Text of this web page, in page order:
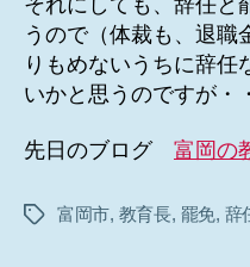
うので（体裁も、退職
りもめないうちに辞任
いかと思うのですが・
先日のブログ 富岡の
タ
富岡市, 教育長, 罷免, 辞